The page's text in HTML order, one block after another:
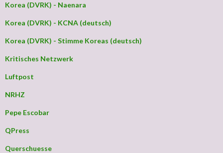
Korea (DVRK) - Naenara
Korea (DVRK) - KCNA (deutsch)
Korea (DVRK) - Stimme Koreas (deutsch)
Kritisches Netzwerk
Luftpost
NRHZ
Pepe Escobar
QPress
Querschuesse